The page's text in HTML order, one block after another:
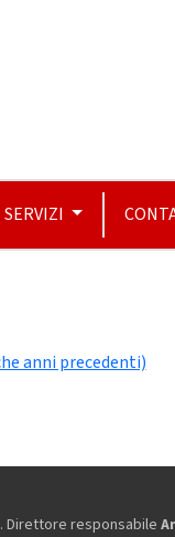
SERVIZI
anni precedenti)
Direttore responsabile